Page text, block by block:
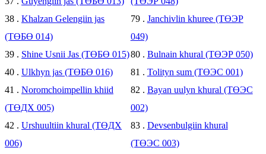
38 . Khalzan Gelengiin jas
(ТӨБӨ 014)
39 . Shine Usnii Jas (ТӨБӨ 015)
40 . Ulkhyn jas (ТӨБӨ 016)
41 . Noromchoimpellin khiid
(ТӨДХ 005)
42 . Urshuultiin khural (ТӨДХ
006)
79 . Janchivlin khuree (ТӨЭР
049)
80 . Bulnain khural (ТӨЭР 050)
81 . Tolityn sum (ТӨЭС 001)
82 . Bayan uulyn khural (ТӨЭС
002)
83 . Devsenbulgiin khural
(ТӨЭС 003)